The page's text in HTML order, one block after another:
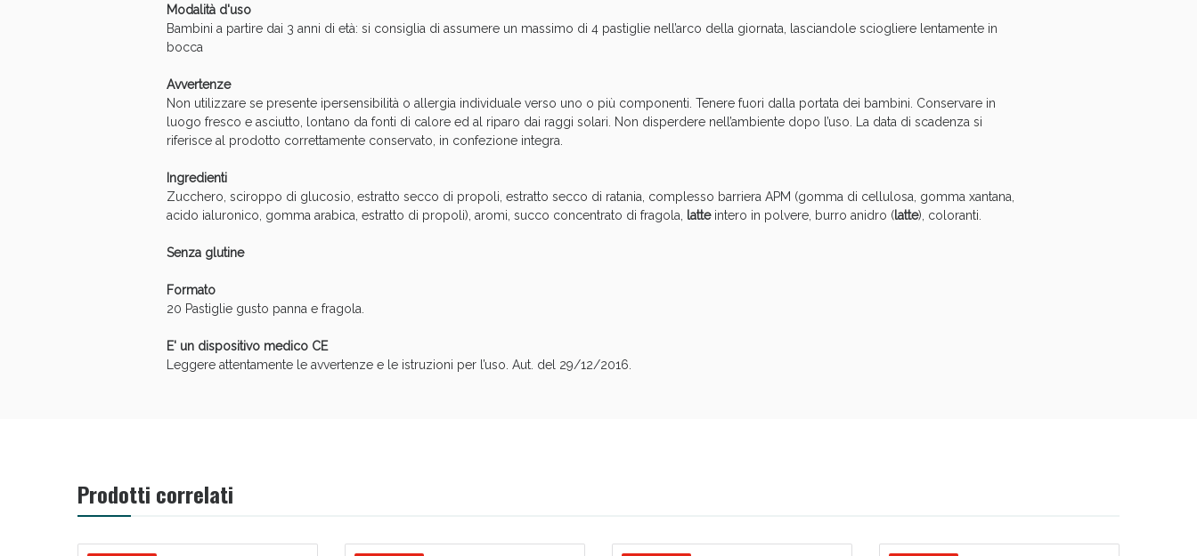
Modalità d'uso
Bambini a partire dai 3 anni di età: si consiglia di assumere un massimo di 4 pastiglie nell’arco della giornata, lasciandole sciogliere lentamente in
bocca
Avvertenze
Non utilizzare se presente ipersensibilità o allergia individuale verso uno o più componenti. Tenere fuori dalla portata dei bambini. Conservare in
luogo fresco e asciutto, lontano da fonti di calore ed al riparo dai raggi solari. Non disperdere nell’ambiente dopo l’uso. La data di scadenza si
riferisce al prodotto correttamente conservato, in confezione integra.
Ingredienti
Zucchero, sciroppo di glucosio, estratto secco di propoli, estratto secco di ratania, complesso barriera APM (gomma di cellulosa, gomma xantana,
acido ialuronico, gomma arabica, estratto di propoli), aromi, succo concentrato di fragola,
latteintero in polvere, burro anidro (latte), coloranti.
Senza glutine
Formato
20 Pastiglie gusto panna e fragola.
E' un dispositivo medico CE
Leggere attentamente le avvertenze e le istruzioni per l’uso. Aut. del 29/12/2016.
Prodotti correlati